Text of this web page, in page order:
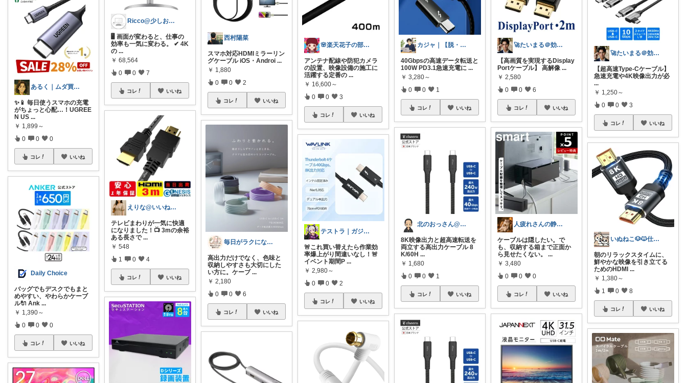
あるく｜ムダ買い減らす人
✨📱 毎日使うスマホの充電
がちょっと心配…！UGREE
N US ...
￥ 1,899～
0 0 0
コレ いいね
Daily Choice
バッグでもデスクでもまと
めやすい、やわらかケーブ
ル🔌 Ank ...
￥ 1,390～
0 0 0
コレ いいね
Ricco@少しおしゃれなデスク周り
🖥️ 画面が変わると、仕事の
効率も一気に変わる。 ✔ 4K
の ...
￥ 68,564
0 0 7
コレ いいね
えりな@いいね100%バック💓
テレビまわりが一気に快適
になりました！📺 3mの余裕
ある長さで ...
￥ 548
1 0 4
コレ いいね
西村陽菜
スマホ対応HDMIミラーリン
グケーブル iOS・Androi ...
￥ 1,880
0 0 2
コレ いいね
毎日がラクになる便利グッズ
高出力だけでなく、色味と
収納しやすさも大切にした
い方に。ケーブ ...
￥ 2,180
0 0 6
コレ いいね
🌸楽天花子の部屋🌸
アンテナ配線や防犯カメラ
の設置、映像設備の施工に
活躍する定番の ...
￥ 16,600～
0 0 3
コレ いいね
テストラ｜ガジェット・家電
🚨これ買い替えたら作業効
率爆上がり間違いなし！🚨
イベント期間P ...
￥ 2,980～
0 0 2
コレ いいね
カジャ｜【脱・不便】家での仕事が激変する
40Gbpsの高速データ転送と
100W PD3.1急速充電に ...
￥ 3,280～
0 0 1
コレ いいね
北のおっさん@ガジェット好き
8K映像出力と超高速転送を
両立する高出力ケーブル 8
K/60H ...
￥ 1,680
0 0 1
コレ いいね
🚀たいまる＠効率至上主義のセレクトニキ
【高画質を実現するDisplay
Portケーブル】 高解像 ...
￥ 2,580
0 0 6
コレ いいね
人疲れさんの静かな部屋づくり
ケーブルは隠したい。で
も、収納する箱まで正面か
ら見せたくない。
...
￥ 3,480
0 0 0
コレ いいね
🚀たいまる＠効率至上主義のセレクトニキ
【超高速Type-Cケーブル】
急速充電や4K映像出力が必
...
￥ 1,250～
0 0 3
コレ いいね
いぬねこ🐶🐱仕事も暮らしも楽しく☺︎
朝のリラックスタイムに、
鮮やかな映像を引き立てる
ためのHDMI ...
￥ 1,380～
1 0 8
コレ いいね